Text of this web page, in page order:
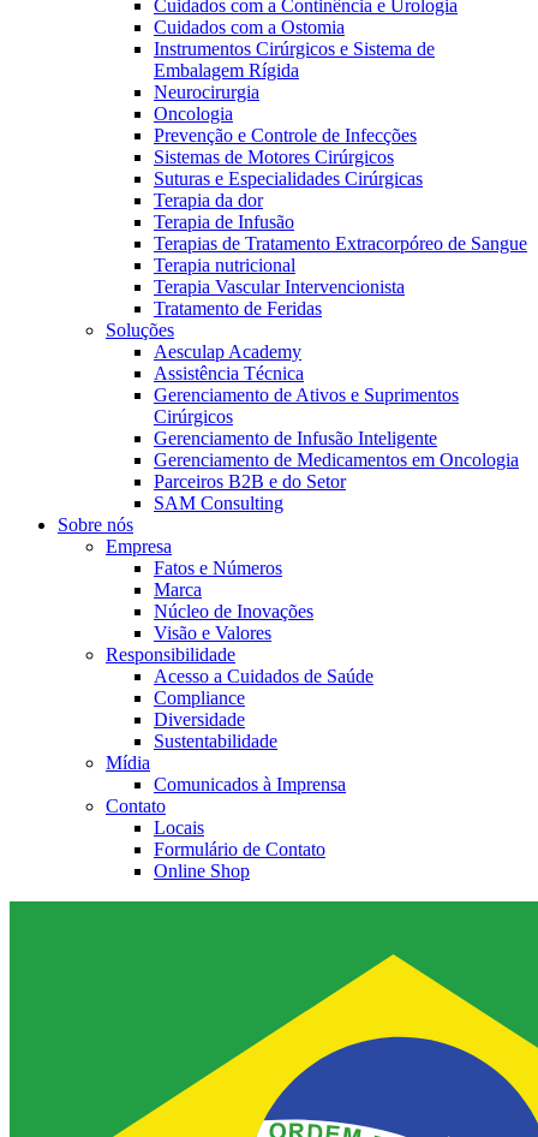
Cuidados com a Continência e Urologia
Cuidados com a Ostomia
Instrumentos Cirúrgicos e Sistema de
Embalagem Rígida
Neurocirurgia
Oncologia
Prevenção e Controle de Infecções
Sistemas de Motores Cirúrgicos
Suturas e Especialidades Cirúrgicas
Terapia da dor
Terapia de Infusão
Terapias de Tratamento Extracorpóreo de Sangue
Terapia nutricional
Terapia Vascular Intervencionista
Tratamento de Feridas
Soluções
Aesculap Academy
Assistência Técnica
Gerenciamento de Ativos e Suprimentos
Cirúrgicos
Gerenciamento de Infusão Inteligente
Gerenciamento de Medicamentos em Oncologia
Parceiros B2B e do Setor
SAM Consulting
Sobre nós
Empresa
Fatos e Números
Marca
Núcleo de Inovações
Visão e Valores
Responsibilidade
Acesso a Cuidados de Saúde
Compliance
Diversidade
Sustentabilidade
Mídia
Comunicados à Imprensa
Contato
Locais
Formulário de Contato
Online Shop